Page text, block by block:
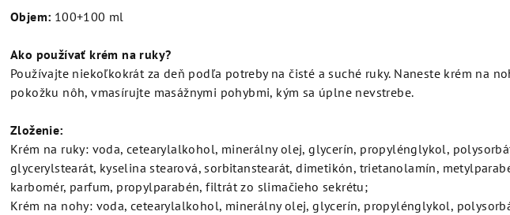
Objem: 100+100 ml
Ako používať krém na ruky?
Používajte niekoľkokrát za deň podľa potreby na čisté a suché ruky. Naneste krém na
pokožku nôh, vmasírujte masážnymi pohybmi, kým sa úplne nevstrebe.
Zloženie:
Krém na ruky: voda, cetearylalkohol, minerálny olej, glycerín, propylénglykol,
glycerylstearát, kyselina stearová, sorbitanstearát, dimetikón, trietanolamín,
karbomér, parfum, propylparabén, filtrát zo slimačieho sekrétu;
Krém na nohy: voda, cetearylalkohol, minerálny olej, glycerín, propylénglykol,